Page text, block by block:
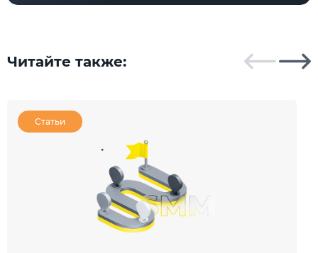
Читайте также:
Статьи